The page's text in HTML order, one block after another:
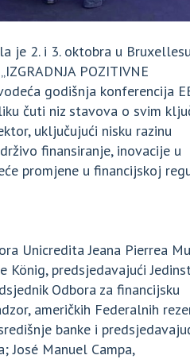
je 2. i 3. oktobra u Bruxellesu
POZITIVNE
godišnja konferencija
čuti niz stavova o svim
uključujući nisku razinu
finansiranje, inovacije u
promjene u financijskoj
Unicredita Jeana Pierrea
predsjedavajući
Odbora za financijsku
američkih Federalnih
banke i
José Manuel Campa,